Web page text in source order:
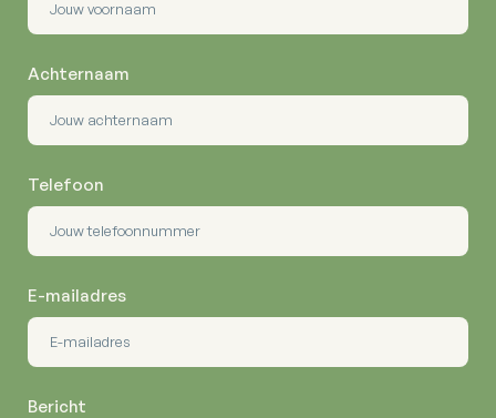
Achternaam
Telefoon
E-mailadres
Bericht